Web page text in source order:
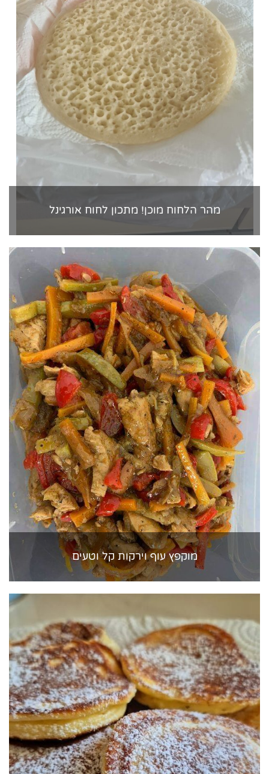
מהר הלחוח מוכן! מתכון לחוח אורגינל
מוקפץ עוף וירקות קל וטעים